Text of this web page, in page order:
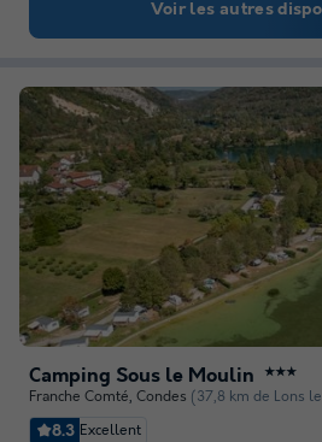
Voir les autres
Camping Sous le Moulin ★★★
Franche Comté, Condes (37,8 km de Lons
8.3 Excellent